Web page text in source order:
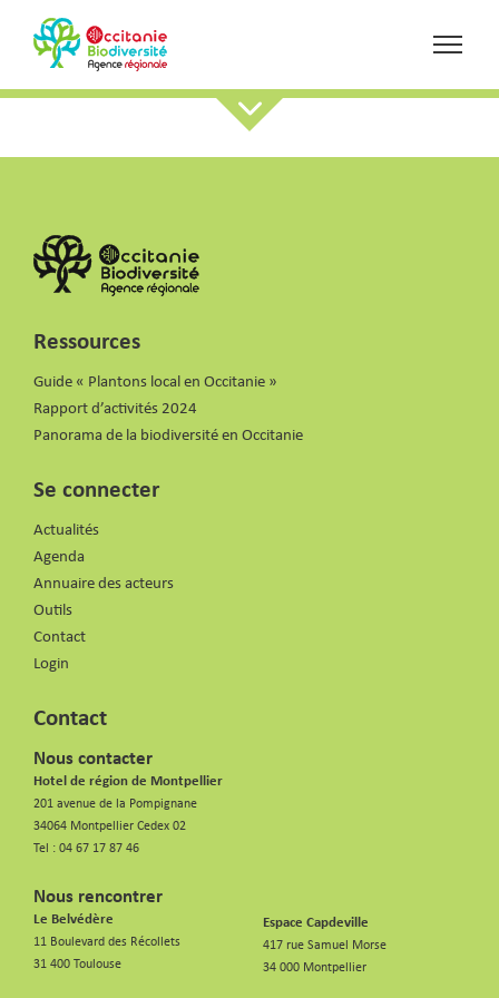
Ressources
Guide « Plantons local en Occitanie »
Rapport d’activités 2024
Panorama de la biodiversité en Occitanie
Se connecter
Actualités
Agenda
Annuaire des acteurs
Outils
Contact
Login
Contact
Nous contacter
Hotel de région de Montpellier
201 avenue de la Pompignane
34064 Montpellier Cedex 02
Tel : 04 67 17 87 46
Nous rencontrer
Le Belvédère
11 Boulevard des Récollets
31 400 Toulouse
Espace Capdeville
417 rue Samuel Morse
34 000 Montpellier